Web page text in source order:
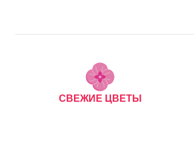
СВЕЖИЕ ЦВЕТЫ